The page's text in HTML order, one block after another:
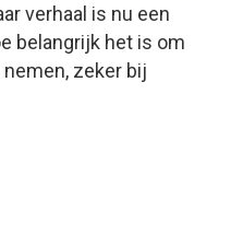
verhaal is nu een
belangrijk het is om
zeker bij